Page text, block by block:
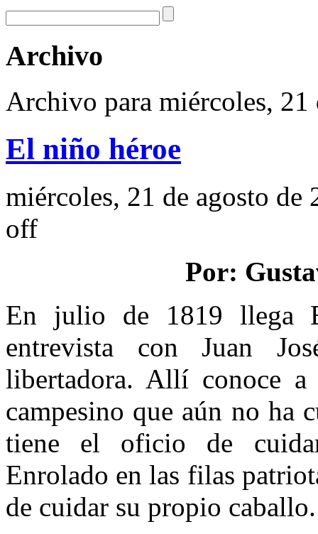
Archivo
Archivo para miércoles, 21
El niño héroe
miércoles, 21 de agosto de
off
Por:
En julio de 1819 llega
entrevista con Juan
libertadora. Allí conoce a
campesino que aún no ha
tiene el oficio de
Enrolado en las filas
de cuidar su propio caballo.